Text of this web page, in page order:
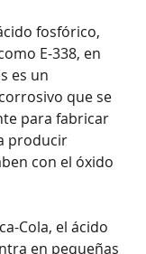
fosfórico,
E-338, en
es un
que se
para fabricar
producir
con el óxido
Cola, el ácido
en pequeñas